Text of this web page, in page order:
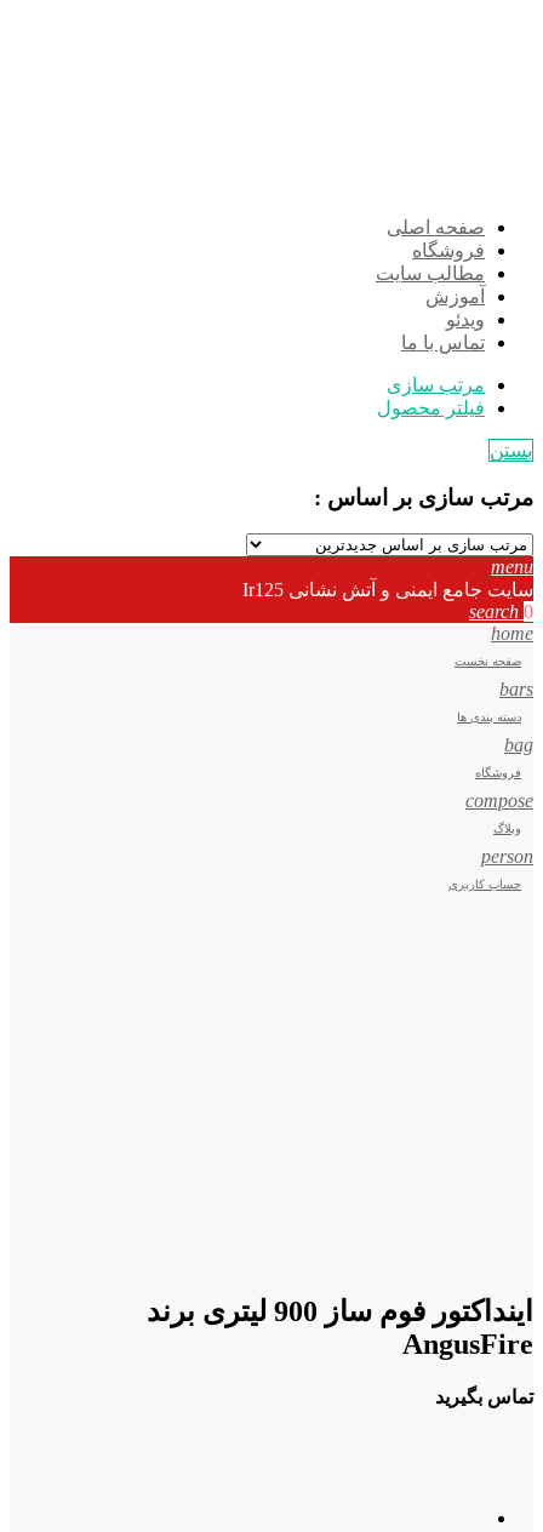
صفحه اصلی
فروشگاه
مطالب سایت
آموزش
ویدئو
تماس با ما
مرتب سازی
فیلتر محصول
بستن
مرتب سازی بر اساس :
menu
سایت جامع ایمنی و آتش نشانی Ir125
search 0
home
صفحه نخست
bars
دسته بندی ها
bag
فروشگاه
compose
وبلاگ
person
حساب کاربری
اینداکتور فوم ساز 900 لیتری برند
AngusFire
تماس بگیرید